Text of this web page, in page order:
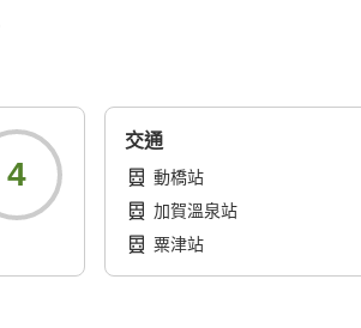
4
交通
動橋站
加賀溫泉站
粟津站